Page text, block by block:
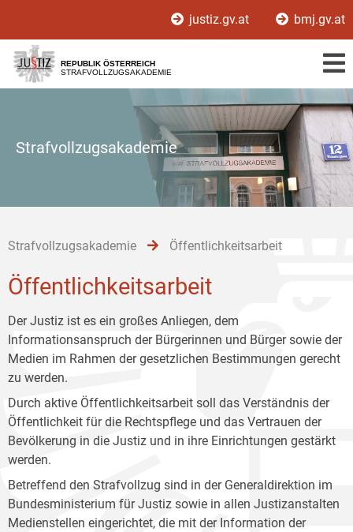
[1]
[2]
[3]
justiz.gv.at bmj.gv.at
REPUBLIK ÖSTERREICH
STRAFVOLLZUGSAKADEMIE
Strafvollzugsakademie
Strafvollzugsakademie Öffentlichkeitsarbeit
Öffentlichkeitsarbeit
Der Justiz ist es ein großes Anliegen, dem
Informationsanspruch der Bürgerinnen und Bürger sowie der
Medien im Rahmen der gesetzlichen Bestimmungen gerecht
zu werden.
Durch aktive Öffentlichkeitsarbeit soll das Verständnis der
Öffentlichkeit für die Rechtspflege und das Vertrauen der
Bevölkerung in die Justiz und in ihre Einrichtungen gestärkt
werden.
Betreffend den Strafvollzug sind in der Generaldirektion im
Bundesministerium für Justiz sowie in allen Justizanstalten
Medienstellen eingerichtet, die mit der Information der